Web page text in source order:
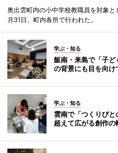
奥出雲町内の小中学校教職員を対象
月31日、町内各所で行われた。
学ぶ・知る
飯南・来島で「子
の背景にも目を向け
学ぶ・知る
雲南で「つくりび
超えて広がる創作の